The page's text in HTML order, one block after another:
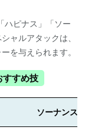
ハピナス」「ソー
ャルアタックは、
を与えられます。
すめ技
ソーナンス